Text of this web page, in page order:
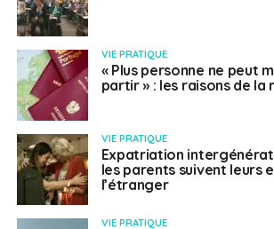
VIE PRATIQUE
« Plus personne ne peut
partir » : les raisons de la
VIE PRATIQUE
Expatriation
les parents suivent leurs
l’étranger
VIE PRATIQUE